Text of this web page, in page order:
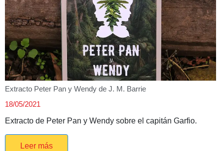
Extracto Peter Pan y Wendy de J. M. Barrie
18/05/2021
Extracto de Peter Pan y Wendy sobre el capitán Garfio.
Leer más